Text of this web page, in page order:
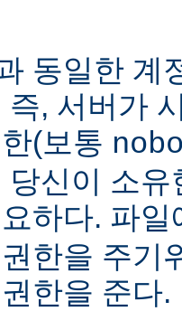
동일한 계
즉, 서버가
(보통
당신이 소
하다. 파
한을 주기
한을 준다.